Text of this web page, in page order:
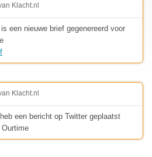
Klacht.nl
een nieuwe brief gegenereerd voor
Klacht.nl
een bericht op Twitter geplaatst